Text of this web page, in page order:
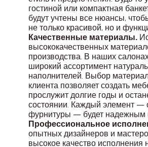
гостиной или компактная
будут учтены все нюансы,
не только красивой, но и
Качественные материалы.
высококачественных
производства. В наших
широкий ассортимент
наполнителей. Выбор
клиента позволяет создать
прослужит долгие годы и
состоянии. Каждый элемент —
фурнитуры — будет надежным
Профессиональное
опытных дизайнеров и
высокое качество исполнения